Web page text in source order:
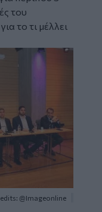
του
το τι μέλλει
@Imageonline